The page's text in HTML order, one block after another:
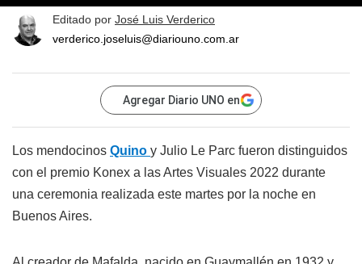
Editado por José Luis Verderico
verderico.joseluis@diariouno.com.ar
Agregar Diario UNO en
Los mendocinos Quino y Julio Le Parc fueron distinguidos
con el premio Konex a las Artes Visuales 2022 durante
una ceremonia realizada este martes por la noche en
Buenos Aires.